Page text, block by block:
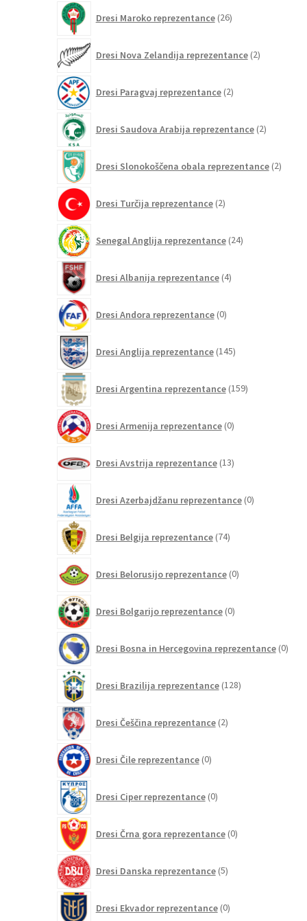
Dresi Maroko reprezentance 26izdelkov
Dresi Nova Zelandija reprezentance 2izdelka
Dresi Paragvaj reprezentance 2izdelka
Dresi Saudova Arabija reprezentance 2izdelka
Dresi Slonokoščena obala reprezentance 2izdelka
Dresi Turčija reprezentance 2izdelka
Senegal Anglija reprezentance 24izdelkov
Dresi Albanija reprezentance 4izdelki
Dresi Andora reprezentance 0izdelkov
Dresi Anglija reprezentance 145izdelkov
Dresi Argentina reprezentance 159izdelkov
Dresi Armenija reprezentance 0izdelkov
Dresi Avstrija reprezentance 13izdelkov
Dresi Azerbajdžanu reprezentance 0izdelkov
Dresi Belgija reprezentance 74izdelkov
Dresi Belorusijo reprezentance 0izdelkov
Dresi Bolgarijo reprezentance 0izdelkov
Dresi Bosna in Hercegovina reprezentance 0
Dresi Brazilija reprezentance 128izdelkov
Dresi Češčina reprezentance 2izdelka
Dresi Čile reprezentance 0izdelkov
Dresi Ciper reprezentance 0izdelkov
Dresi Črna gora reprezentance 0izdelkov
Dresi Danska reprezentance 5izdelkov
Dresi Ekvador reprezentance 0izdelkov